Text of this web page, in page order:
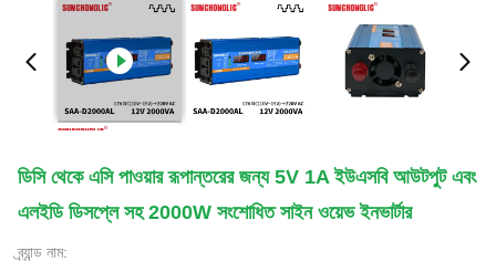
ডিসি থেকে এসি পাওয়ার রূপান্তরের জন্য 5V 1A ইউএসবি আউটপুট এবং
এলইডি ডিসপ্লে সহ 2000W সংশোধিত সাইন ওয়েভ ইনভার্টার
ব্র্যান্ড নাম: